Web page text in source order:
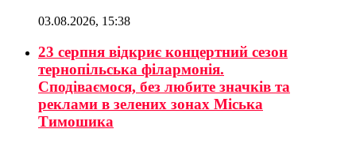
03.08.2026, 15:38
23 серпня відкриє концертний сезон
тернопільська філармонія.
Сподіваємося, без любите значків та
реклами в зелених зонах Міська
Тимошика